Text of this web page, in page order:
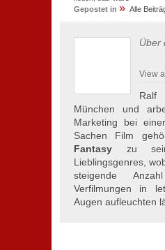
Gepostet in » Alle
Über
View
München und
Marketing bei
Sachen Film
Fantasy zu
Lieblingsgenres,
steigende
Verfilmungen in
Augen aufleuchten